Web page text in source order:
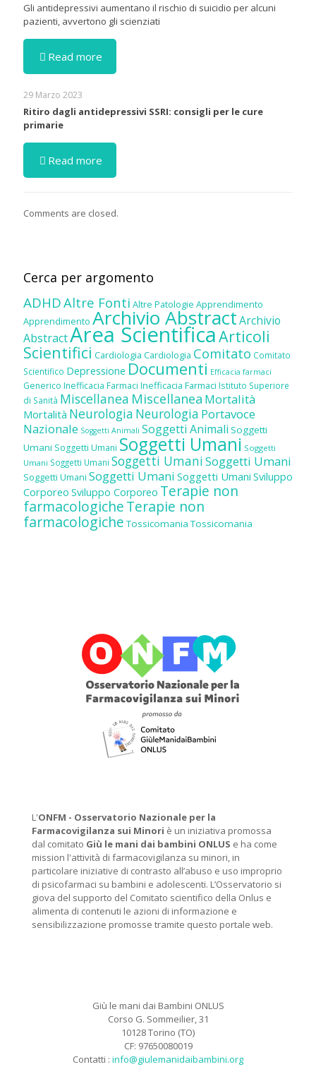
Gli antidepressivi aumentano il rischio di suicidio per alcuni
pazienti, avvertono gli scienziati
Read more
29 Marzo 2023
Ritiro dagli antidepressivi SSRI: consigli per le cure
primarie
Read more
Comments are closed.
Cerca per argomento
ADHDAltre Fonti Altre Patologie Apprendimento
Apprendimento Archivio AbstractArchivio
AbstractArea ScientificaArticoli
Scientifici Cardiologia Cardiologia Comitato Comitato
Scientifico Depressione Documenti Efficacia farmaci
Generico Inefficacia Farmaci Inefficacia Farmaci Istituto Superiore
di Sanità Miscellanea Miscellanea Mortalità
Mortalità Neurologia Neurologia Portavoce
Nazionale Soggetti Animali Soggetti Animali Soggetti
Umani Soggetti Umani Soggetti Umani Soggetti
Umani Soggetti Umani Soggetti UmaniSoggetti Umani
Soggetti Umani Soggetti Umani Soggetti Umani Sviluppo
Corporeo Sviluppo Corporeo Terapie non
farmacologicheTerapie non
farmacologiche Tossicomania Tossicomania
L'ONFM - Osservatorio Nazionale per la
Farmacovigilanza sui Minori è un iniziativa promossa
dal comitato Giù le mani dai bambini ONLUS e ha come
mission l'attività di farmacovigilanza su minori, in
particolare iniziative di contrasto all’abuso e uso improprio
di psicofarmaci su bambini e adolescenti. L’Osservatorio si
giova del supporto del Comitato scientifico della Onlus e
alimenta di contenuti le azioni di informazione e
sensibilizzazione promosse tramite questo portale web.
Giù le mani dai Bambini ONLUS
Corso G. Sommeilier, 31
10128 Torino (TO)
CF: 97650080019
Contatti : info@giulemanidaibambini.org